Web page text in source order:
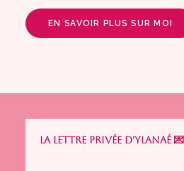
EN SAVOIR PLUS SUR MOI
LA LETTRE PRIVÉE D'YLANAÉ 💌